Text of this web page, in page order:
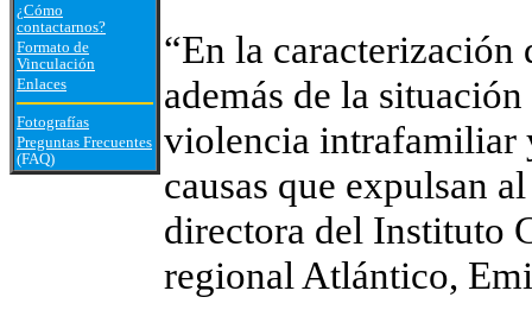
¿Cómo
contactarnos?
Formato de
Vinculación
Enlaces
Fotografías
Preguntas Frecuentes
(FAQ)
“En la caracterización
además de la
violencia intrafamiliar
causas que expulsan
directora del Instituto
regional Atlántico,